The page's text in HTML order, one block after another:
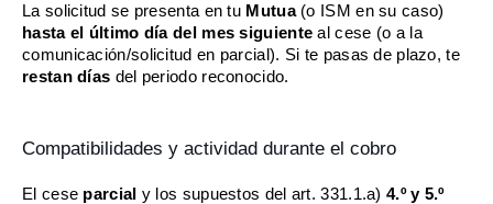
La solicitud se presenta en tu Mutua(o ISM en su caso)
hasta el último día del mes siguiente al cese (o a la
comunicación/solicitud en parcial). Si te pasas de plazo, te
restan días del periodo reconocido.
Compatibilidades y actividad durante el cobro
El cese parcial y los supuestos del art. 331.1.a)4.º y 5.º